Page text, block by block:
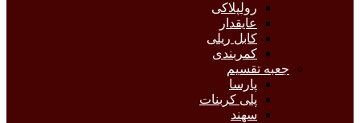
رولپلاکی
عایقدار
کابل ریلی
کمربندی
جعبه تقسیم
پارسا
پلی کربنات
سهند